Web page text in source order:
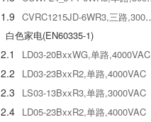
1.9 CVRC1215JD-6WR3,三路,3000VDC
白色家电(EN60335-1)
2.1 LD03-20BxxWG,单路,4000VAC
2.2 LD03-23BxxR2,单路,4000VAC
2.3 LS03-13BxxR3,单路,3000VAC
2.4 LD05-23BxxR2,单路,4000VAC